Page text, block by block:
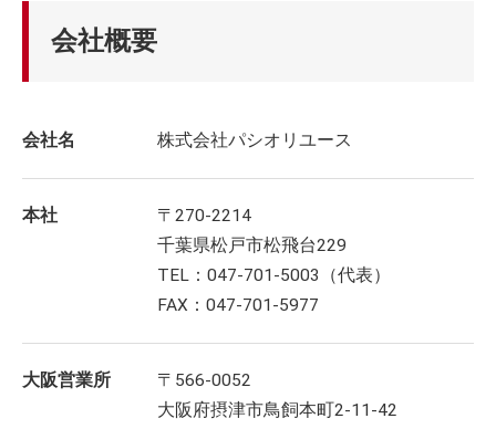
会社概要
会社名 株式会社パシオリユース
本社
〒270-2214
千葉県松戸市松飛台229
TEL：047-701-5003（代表）
FAX：047-701-5977
大阪営業所
〒566-0052
大阪府摂津市鳥飼本町2-11-42